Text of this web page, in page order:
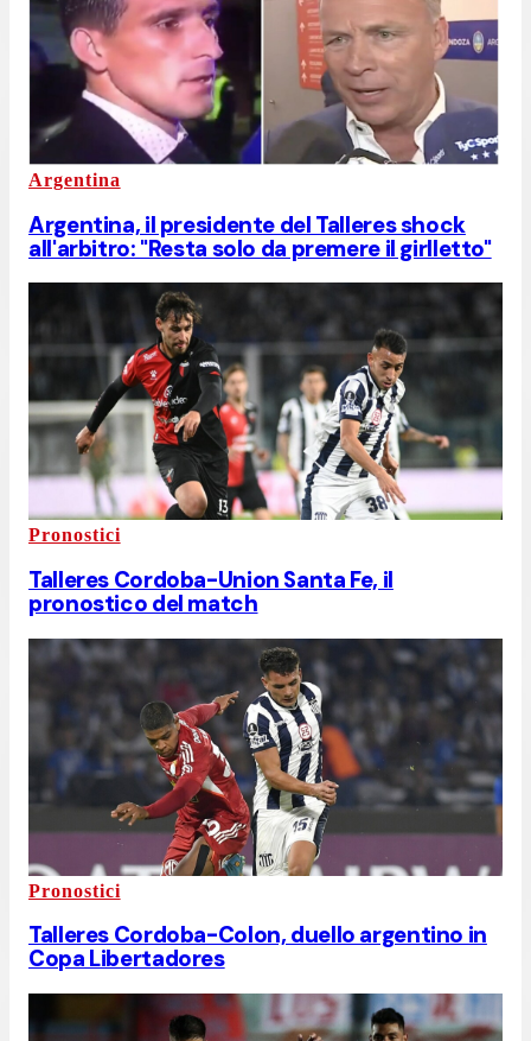
Argentina
Argentina, il presidente del Talleres shock
all'arbitro: "Resta solo da premere il girlletto"
Pronostici
Talleres Cordoba-Union Santa Fe, il
pronostico del match
Pronostici
Talleres Cordoba-Colon, duello argentino in
Copa Libertadores